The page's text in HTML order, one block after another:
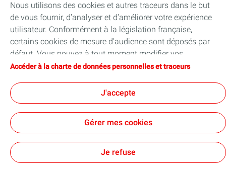
Notre engagement
Notre expertise
Travailler avec nous
Accessibilité : partiellement conforme
Nous utilisons des cookies et autres traceurs dans le but
de vous fournir, d’analyser et d’améliorer votre expérience
utilisateur. Conformément à la législation française,
certains cookies de mesure d'audience sont déposés par
défaut. Vous pouvez à tout moment modifier vos
paramètres de cookies en cliquant sur le bouton « Gérer
vous acceptez le dépôt de l’ensemble des cookies. Dans le
cas où vous cliquez sur « Je refuse », seuls les cookies
techniques nécessaires au bon fonctionnement du site
seront utilisés. Pour plus d’informations, vous pouvez
traceurs ».
Accéder à la charte de données personnelles et traceurs
J'accepte
Gérer mes cookies
Je refuse